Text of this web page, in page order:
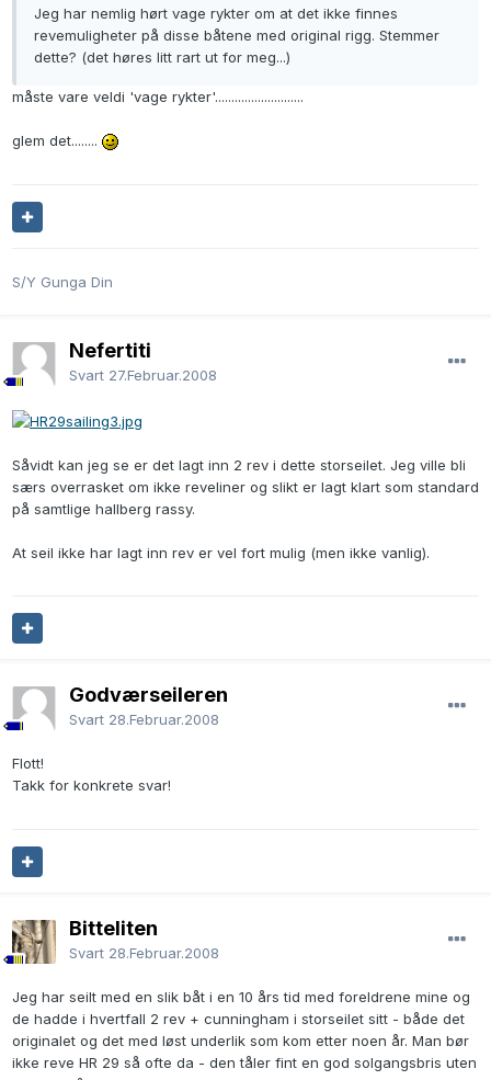
Jeg har nemlig hørt vage rykter om at det ikke finnes
revemuligheter på disse båtene med original rigg. Stemmer
dette? (det høres litt rart ut for meg...)
måste vare veldi 'vage rykter'...........................
glem det........
S/Y Gunga Din
Nefertiti
Svart 27.Februar.2008
Såvidt kan jeg se er det lagt inn 2 rev i dette storseilet. Jeg ville bli
særs overrasket om ikke reveliner og slikt er lagt klart som standard
på samtlige hallberg rassy.
At seil ikke har lagt inn rev er vel fort mulig (men ikke vanlig).
Godværseileren
Svart 28.Februar.2008
Flott!
Takk for konkrete svar!
Bitteliten
Svart 28.Februar.2008
Jeg har seilt med en slik båt i en 10 års tid med foreldrene mine og
de hadde i hvertfall 2 rev + cunningham i storseilet sitt - både det
originalet og det med løst underlik som kom etter noen år. Man bør
ikke reve HR 29 så ofte da - den tåler fint en god solgangsbris uten